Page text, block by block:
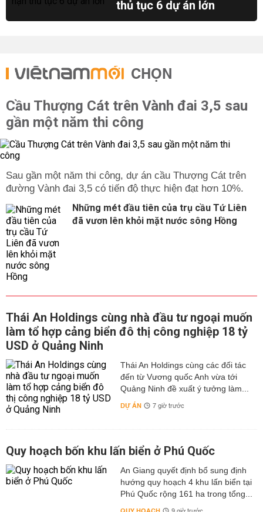
thủ tục 6 dự án lớn
CHỌN
Cầu Thượng Cát trên Vành đai 3,5 sau
gần một năm thi công
Sau gần một năm thi công, dự án cầu Thượng Cát trên
đường Vành đai 3,5 có tiến độ thực hiện đạt hơn 10%.
Những mét đầu tiên của trụ cầu Tứ Liên
đã vươn lên khỏi mặt nước sông Hồng
Thái An Holdings cùng nhà đầu tư ngoại muốn
làm tổ hợp cảng biển đô thị công nghiệp 18 tỷ
USD ở Quảng Ninh
Thái An Holdings cùng các đối tác
đến từ Vương quốc Anh vừa tới
Quảng Ninh đề xuất ý tưởng làm...
DỰ ÁN 7 giờ trước
Quy hoạch bốn khu lấn biển ở Phú Quốc
An Giang quyết định bổ sung định
hướng quy hoạch 4 khu lấn biển tại
Phú Quốc rộng 161 ha trong tổng...